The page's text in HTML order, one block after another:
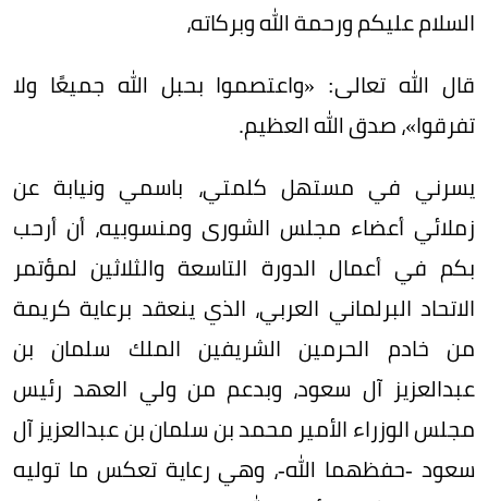
السلام عليكم ورحمة الله وبركاته،
قال الله تعالى: «واعتصموا بحبل الله جميعًا ولا
تفرقوا»، صدق الله العظيم.
يسرني في مستهل كلمتي، باسمي ونيابة عن
زملائي أعضاء مجلس الشورى ومنسوبيه، أن أرحب
بكم في أعمال الدورة التاسعة والثلاثين لمؤتمر
الاتحاد البرلماني العربي، الذي ينعقد برعاية كريمة
من خادم الحرمين الشريفين الملك سلمان بن
عبدالعزيز آل سعود، وبدعم من ولي العهد رئيس
مجلس الوزراء الأمير محمد بن سلمان بن عبدالعزيز آل
سعود -حفظهما الله-، وهي رعاية تعكس ما توليه